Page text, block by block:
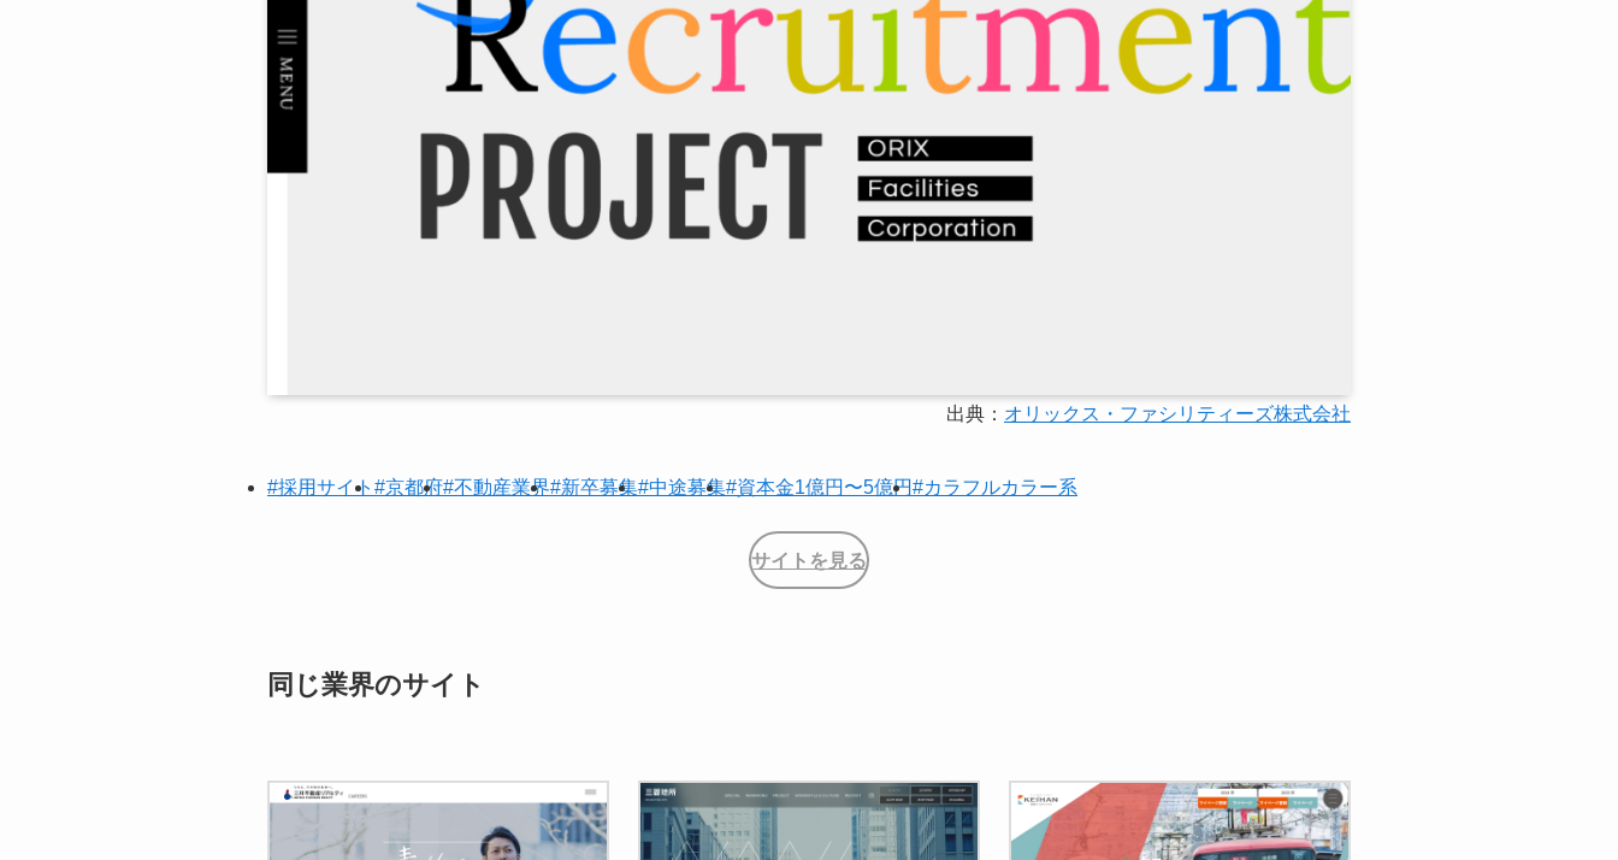
出典： オリックス・ファシリティーズ株式会社
#採用サイト #京都府#不動産業界#新卒募集#中途募集#資本金1億円〜5億円#カラフルカラー系
サイトを見る
同じ業界のサイト